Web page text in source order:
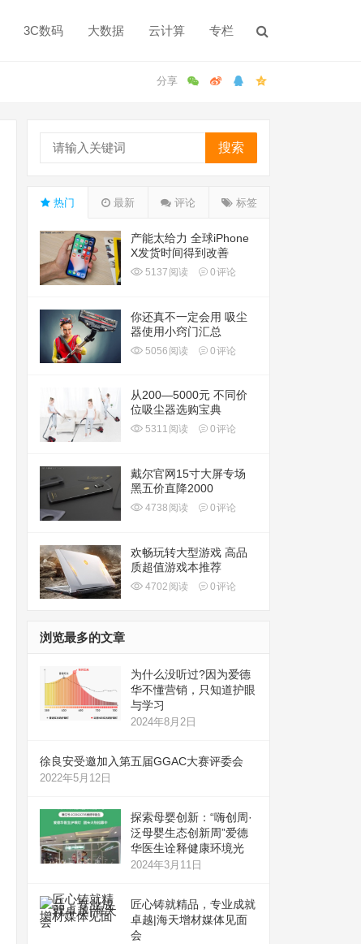
3C数码 大数据 云计算 专栏
搜索
热门 最新 评论 标签
产能太给力 全球iPhone
X发货时间得到改善
5137 阅读 0评论
你还真不一定会用 吸尘
器使用小窍门汇总
5056 阅读 0评论
从200—5000元 不同价
位吸尘器选购宝典
5311 阅读 0评论
戴尔官网15寸大屏专场
黑五价直降2000
4738 阅读 0评论
欢畅玩转大型游戏 高品
质超值游戏本推荐
4702 阅读 0评论
浏览最多的文章
为什么没听过?因为爱德
华不懂营销，只知道护眼
与学习
2024年8月2日
徐良安受邀加入第五届GGAC大赛评委会
2022年5月12日
探索母婴创新：“嗨创周·
泛母婴生态创新周”爱德
华医生诠释健康环境光
2024年3月11日
匠心铸就精品，专业成就
卓越|海天增材媒体见面
会